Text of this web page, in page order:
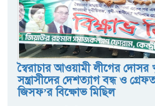
স্বৈরাচার আওয়ামী লীগের দোসর
সন্ত্রাসীদের দেশত্যাগ বন্ধ ও
জিসফ’র বিক্ষোভ মিছিল